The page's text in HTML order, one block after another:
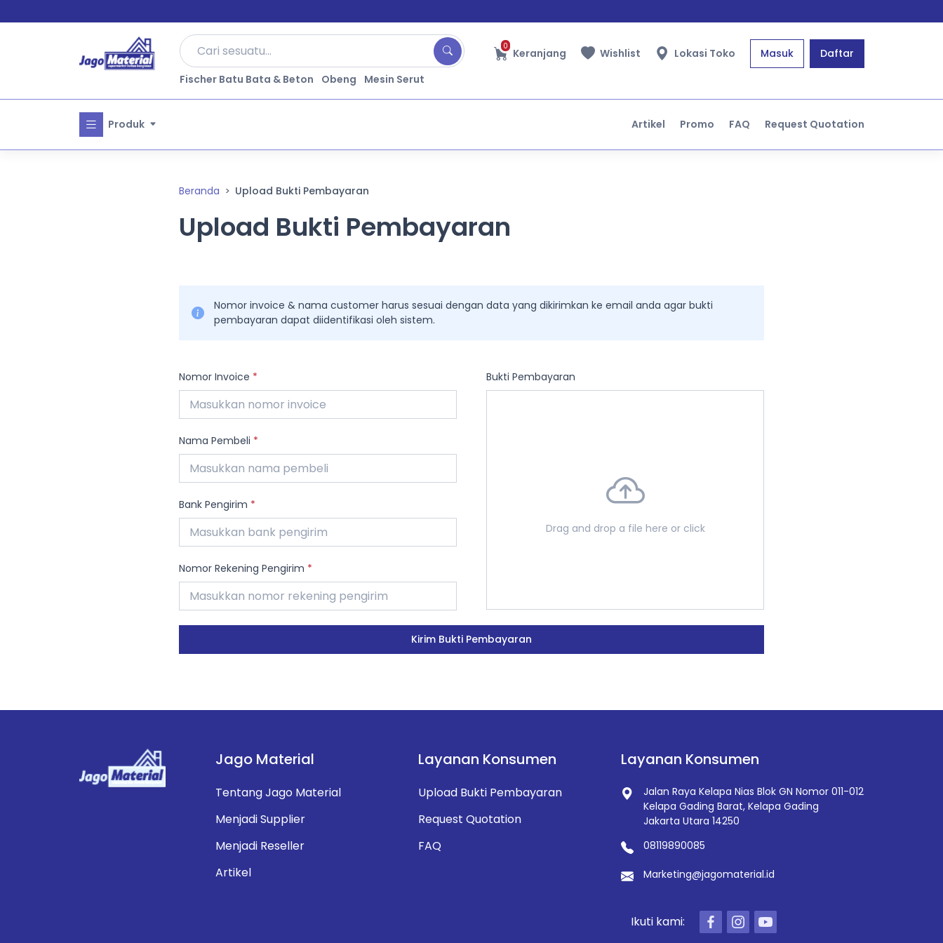
Fischer Batu Bata & Beton Obeng Mesin Serut
Keranjang
0 Wishlist Lokasi Toko Masuk Daftar
Produk Artikel Promo FAQ Request Quotation
Beranda Upload Bukti Pembayaran
Upload Bukti Pembayaran
Nomor invoice & nama customer harus sesuai dengan data yang dikirimkan ke email anda agar bukti
pembayaran dapat diidentifikasi oleh sistem.
Nomor Invoice *
Nama Pembeli *
Bank Pengirim *
Nomor Rekening Pengirim *
Bukti Pembayaran
Drag and drop a file here or click
Kirim Bukti Pembayaran
Jago Material
Tentang Jago Material
Menjadi Supplier
Menjadi Reseller
Artikel
Layanan Konsumen
Upload Bukti Pembayaran
Request Quotation
FAQ
Layanan Konsumen
Jalan Raya Kelapa Nias Blok GN Nomor 011-012
Kelapa Gading Barat, Kelapa Gading
Jakarta Utara 14250
08119890085
Marketing@jagomaterial.id
Ikuti kami: